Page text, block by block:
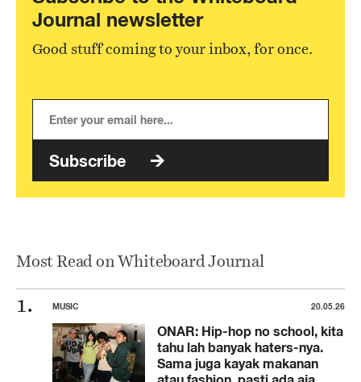
Journal newsletter
Good stuff coming to your inbox, for once.
Subscribe
Most Read on Whiteboard Journal
MUSIC 20.05.26
ONAR: Hip-hop no school, kita
tahu lah banyak haters-nya.
Sama juga kayak makanan